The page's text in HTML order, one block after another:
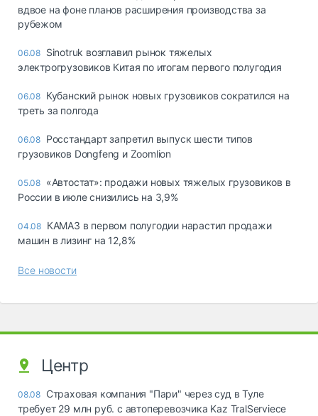
вдвое на фоне планов расширения производства за
рубежом
06.08 Sinotruk возглавил рынок тяжелых
электрогрузовиков Китая по итогам первого полугодия
06.08 Кубанский рынок новых грузовиков сократился на
треть за полгода
06.08 Росстандарт запретил выпуск шести типов
грузовиков Dongfeng и Zoomlion
05.08 «Автостат»: продажи новых тяжелых грузовиков в
России в июле снизились на 3,9%
04.08 КАМАЗ в первом полугодии нарастил продажи
машин в лизинг на 12,8%
Все новости
Центр
08.08 Страховая компания "Пари" через суд в Туле
требует 29 млн руб. с автоперевозчика Kaz TralServiece